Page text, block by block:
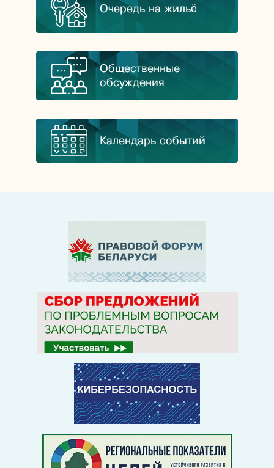
Очередь на жильё
Общественные
обсуждения
Календарь событий